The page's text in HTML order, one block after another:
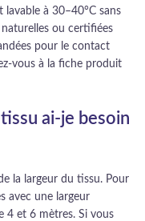
à 30–40°C sans
ou certifiées
pour le contact
vous à la fiche produit
ai-je besoin
la largeur du tissu. Pour
avec une largeur
4 et 6 mètres. Si vous